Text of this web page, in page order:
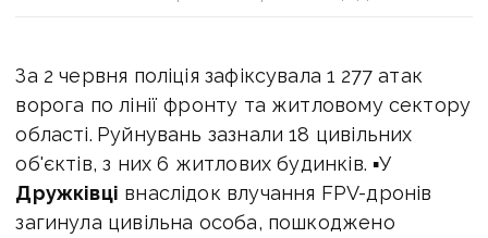
За 2 червня поліція зафіксувала 1 277 атак
ворога по лінії фронту та житловому сектору
області. Руйнувань зазнали 18 цивільних
об'єктів, з них 6 житлових будинків. ▪У
Дружківці внаслідок влучання FPV-дронів
загинула цивільна особа, пошкоджено